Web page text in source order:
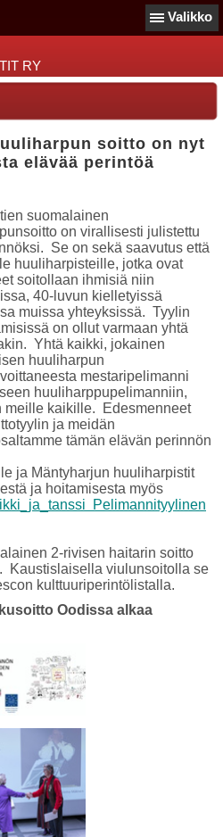
Valikko
RY
soitto on nyt
elävää perintöä
suomalainen
on virallisesti julistettu
Se on sekä saavutus että
huuliharpisteille, jotka ovat
soitollaan ihmisiä niin
40-luvun kielletyissä
muissa yhteyksissä. Tyylin
on ollut varmaan yhtä
Yhtä kaikki, jokainen
huuliharpun
mestaripelimanni
huuliharppupelimanniin,
meille kaikille. Edesmenneet
ja meidän
tämän elävän perinnön
ja Mäntyharjun huuliharpistit
ja hoitamisesta myös
Pelimannityylinen
2-rivisen haitarin soitto
Kaustislaisella viulunsoitolla se
kulttuuriperintölistalla.
Oodissa alkaa